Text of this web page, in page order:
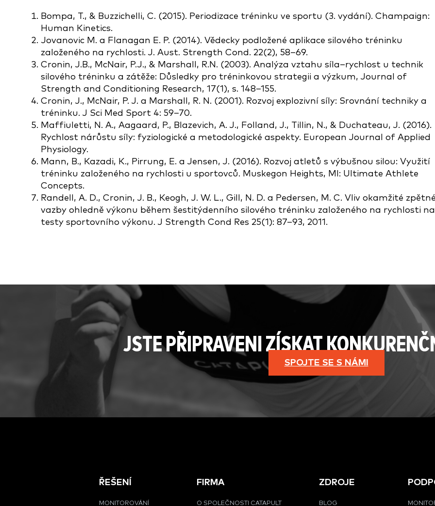
Bompa, T., & Buzzichelli, C. (2015). Periodizace tréninku ve sportu (3. vydání). Champaign:
Human Kinetics.
Jovanovic M. a Flanagan E. P. (2014). Vědecky podložené aplikace silového tréninku
založeného na rychlosti. J. Aust. Strength Cond. 22(2), 58–69.
Cronin, J.B., McNair, P.J., & Marshall, R.N. (2003). Analýza vztahu síla–rychlost u technik
silového tréninku a zátěže: Důsledky pro tréninkovou strategii a výzkum, Journal of
Strength and Conditioning Research, 17(1), s. 148–155.
Cronin, J., McNair, P. J. a Marshall, R. N. (2001). Rozvoj explozivní síly: Srovnání techniky a
tréninku. J Sci Med Sport 4: 59–70.
Maffiuletti, N. A., Aagaard, P., Blazevich, A. J., Folland, J., Tillin, N., & Duchateau, J. (2016).
Rychlost nárůstu síly: fyziologické a metodologické aspekty. European Journal of Applied
Physiology.
Mann, B., Kazadi, K., Pirrung, E. a Jensen, J. (2016). Rozvoj atletů s výbušnou silou: Využití
tréninku založeného na rychlosti u sportovců. Muskegon Heights, MI: Ultimate Athlete
Concepts.
Randell, A. D., Cronin, J. B., Keogh, J. W. L., Gill, N. D. a Pedersen, M. C. Vliv okamžité
vazby ohledně výkonu během šestitýdenního silového tréninku založeného na rychlosti na
testy sportovního výkonu. J Strength Cond Res 25(1): 87–93, 2011.
JSTE PŘIPRAVENI ZÍSKAT
SPOJTE SE S NÁMI
ŘEŠENÍ
MONITOROVÁNÍ
FIRMA
O SPOLEČNOSTI CATAPULT
ZDROJE
BLOG